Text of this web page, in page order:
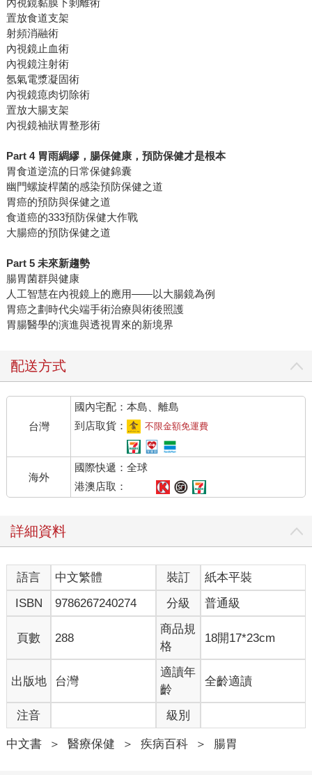
內視鏡黏膜下剝離術
置放食道支架
射頻消融術
內視鏡止血術
內視鏡注射術
氬氣電漿凝固術
內視鏡瘜肉切除術
置放大腸支架
內視鏡袖狀胃整形術
Part 4 胃雨綢繆，腸保健康，預防保健才是根本
胃食道逆流的日常保健錦囊
幽門螺旋桿菌的感染預防保健之道
胃癌的預防與保健之道
食道癌的333預防保健大作戰
大腸癌的預防保健之道
Part 5 未來新趨勢
腸胃菌群與健康
人工智慧在內視鏡上的應用——以大腸鏡為例
胃癌之劃時代尖端手術治療與術後照護
胃腸醫學的演進與透視胃來的新境界
配送方式
台灣
國內宅配：本島、離島
到店取貨：
不限金額免運費
海外
國際快遞：全球
港澳店取：
詳細資料
語言 中文繁體 裝訂
紙本平裝
ISBN
9786267240274 分級 普通級
頁數 288
商品規
格
18開17*23cm
出版地 台灣
適讀年
齡
全齡適讀
注音 級別
中文書 ＞ 醫療保健 ＞ 疾病百科 ＞ 腸胃